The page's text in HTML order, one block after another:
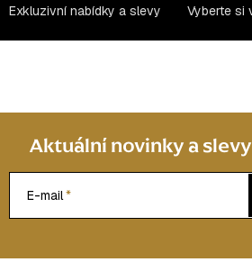
Exkluzivní nabídky a slevy Vyberte si
Aktuální novinky a
E-mail